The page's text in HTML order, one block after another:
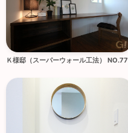
Ｋ様邸（スーパーウォール工法） NO.77